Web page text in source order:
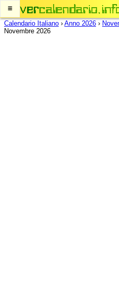
≡
Calendario Italiano › Anno 2026 ›
Novembre 2026